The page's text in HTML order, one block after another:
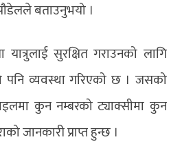
बताउनुभयो ।
सुरक्षित गराउनको लागि
पनि व्यवस्था गरिएको छ । जसको
कुन नम्बरको ट्याक्सीमा कुन
जानकारी प्राप्त हुन्छ ।